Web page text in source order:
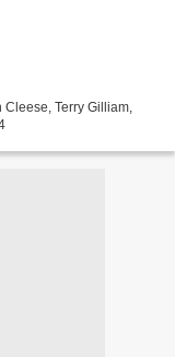
Terry Gilliam,